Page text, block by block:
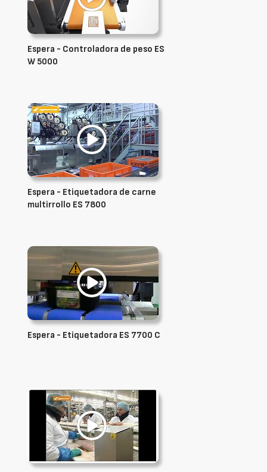
Espera - Controladora de peso ES
W 5000
Espera - Etiquetadora de carne
multirrollo ES 7800
Espera - Etiquetadora ES 7700 C